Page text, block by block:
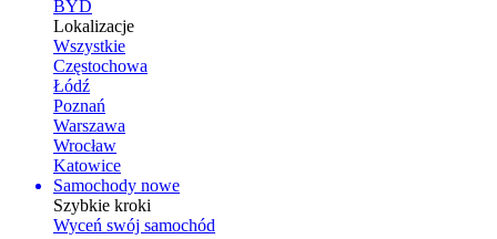
BYD
Lokalizacje
Wszystkie
Częstochowa
Łódź
Poznań
Warszawa
Wrocław
Katowice
Samochody nowe
Szybkie kroki
Wyceń swój samochód